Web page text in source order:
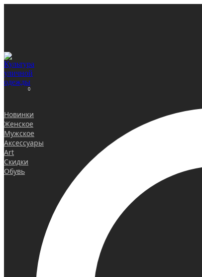
0
Новинки
Женское
Мужское
Аксессуары
Art
Скидки
Обувь